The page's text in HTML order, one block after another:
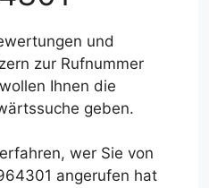
und
zur Rufnummer
Ihnen die
geben.
wer Sie von
angerufen hat